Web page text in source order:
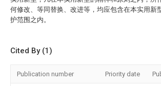
何修改、等同替换、改进等，均应包含在本实用新
护范围之内。
Cited By (1)
Publication number Priority date